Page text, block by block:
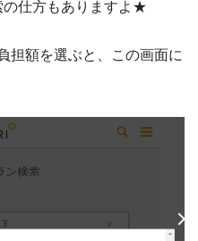
の仕方もありますよ★
担額を選ぶと、この画面に